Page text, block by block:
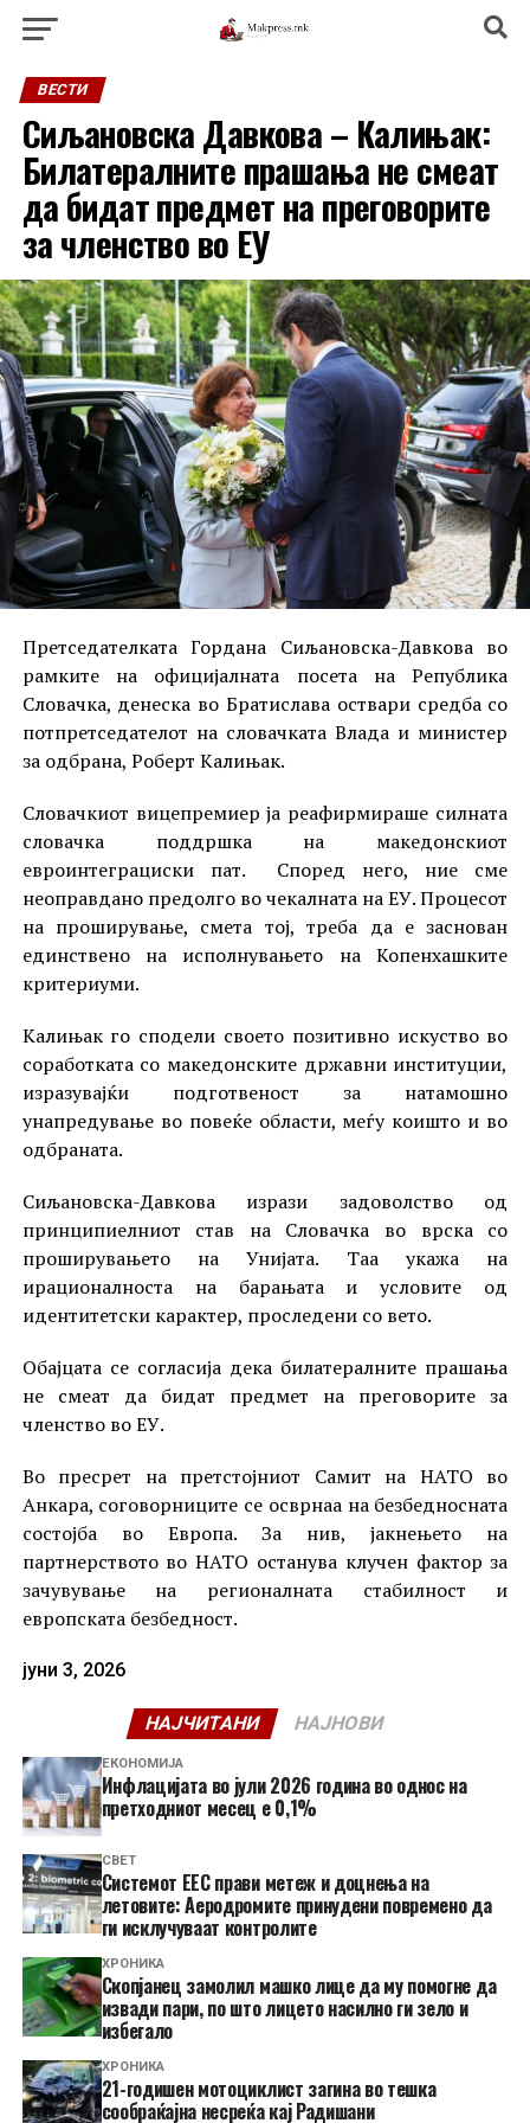
ВЕСТИ
Сиљановска Давкова – Калињак:
Билатералните прашања не смеат
да бидат предмет на преговорите
за членство во ЕУ
Претседателката Гордана Сиљановска-Давкова во
рамките на официјалната посета на Република
Словaчка, денеска во Братислава оствари средба со
потпретседателот на словачката Влада и министер
за одбрана, Роберт Калињак.
Словачкиот вицепремиер ја реафирмираше силната
словачка поддршка на македонскиот
евроинтеграциски пат. Според него, ние сме
неоправдано предолго во чекалната на ЕУ. Процесот
на проширување, смета тој, треба да е заснован
единствено на исполнувањето на Копенхашките
критериуми.
Калињак го сподели своето позитивно искуство во
соработката со македонските државни институции,
изразувајќи подготвеност за натамошно
унапредување во повеќе области, меѓу коишто и во
одбраната.
Сиљановска-Давкова изрази задоволство од
принципиелниот став на Словачка во врска со
проширувањето на Унијата. Таа укажа на
ирационалноста на барањата и условите од
идентитетски карактер, проследени со вето.
Обајцата се согласија дека билатералните прашања
не смеат да бидат предмет на преговорите за
членство во ЕУ.
Во пресрет на претстојниот Самит на НАТО во
Анкара, соговорниците се осврнаа на безбедносната
состојба во Европа. За нив, јакнењето на
партнерството во НАТО останува клучен фактор за
зачувување на регионалната стабилност и
европската безбедност.
јуни 3, 2026
НАЈЧИТАНИ НАЈНОВИ
ЕКОНОМИЈА
Инфлацијата во јули 2026 година во однос на
претходниот месец е 0,1%
СВЕТ
Системот ЕЕС прави метеж и доцнења на
летовите: Аеродромите принудени повремено да
ги исклучуваат контролите
ХРОНИКА
Скопјанец замолил машко лице да му помогне да
извади пари, по што лицето насилно ги зело и
избегало
ХРОНИКА
21-годишен мотоциклист загина во тешка
сообраќајна несреќа кај Радишани